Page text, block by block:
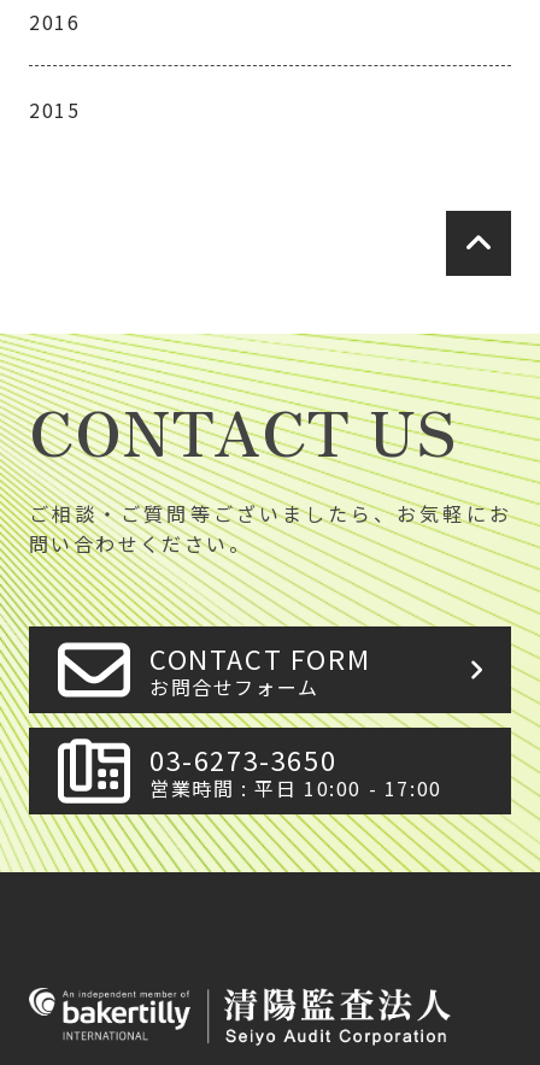
2016
2015
CONTACT US
ご相談・ご質問等ございましたら、お気軽にお
問い合わせください。
CONTACT FORM
お問合せフォーム
03-6273-3650
営業時間 : 平日 10:00 - 17:00